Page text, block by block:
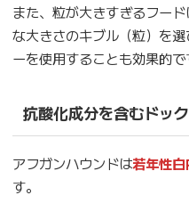
また、粒が大きすぎるフー
な大きさのキブル（粒）を
ーを使用することも効果的で
抗酸化成分を含むドッ
アフガンハウンドは若年性白
す。